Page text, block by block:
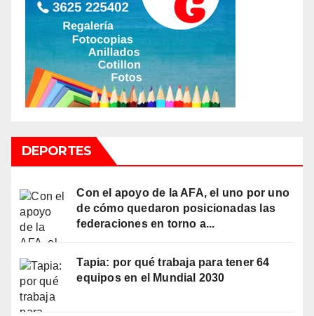
DEPORTES
Con el apoyo de la AFA, el uno por uno
de cómo quedaron posicionadas las
federaciones en torno a...
Tapia: por qué trabaja para tener 64
equipos en el Mundial 2030